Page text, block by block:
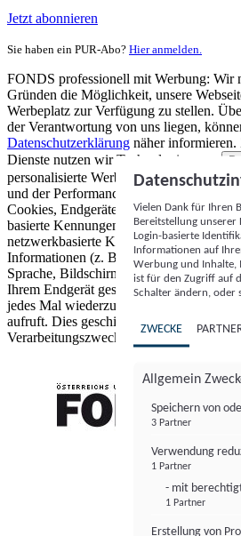
Jetzt abonnieren
Sie haben ein PUR-Abo? Hier anmelden.
FONDS professionell mit Werbung: Wir
Gründen die Möglichkeit, unsere
Werbeplatz zur Verfügung zu stellen.
der Verantwortung von uns liegen,
Datenschutzerklärung näher informieren.
Dienste nutzen wir Technologien von
personalisierte Werbung und Inhalte,
und der Performance von Inhalten sowie
Cookies, Endgeräte- oder ähnliche
basierte Kennungen, zufällig generierte
netzwerkbasierte Kennungen) können
Informationen (z. B. Browsertyp und
Sprache, Bildschirmgröße, unterstützte
Ihrem Endgerät gespeichert oder von
jedes Mal wiederzuerkennen, wenn es
aufruft. Dies geschieht für einen oder
Verarbeitungszwecke.
Vielen Dank für Ihren
Bereitstellung
Login-basierte
Informationen auf
Werbung und Inhalte,
ist für den Zugriff auf
Schalter ändern, oder
ZWECKE
Allgemein
Speichern von
3 Partner
Verwendung
1 Partner
- mit
1 Partner
Erstellung von
FONDS professionell